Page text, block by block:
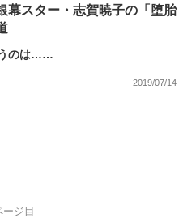
幕スター・志賀暁子の「堕胎
うのは……
2019/07/14
ージ目